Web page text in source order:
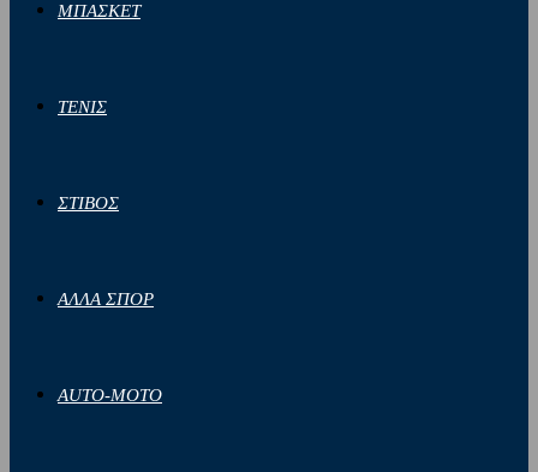
ΜΠΑΣΚΕΤ
ΤΕΝΙΣ
ΣΤΙΒΟΣ
ΑΛΛΑ ΣΠΟΡ
AUTO-MOTO